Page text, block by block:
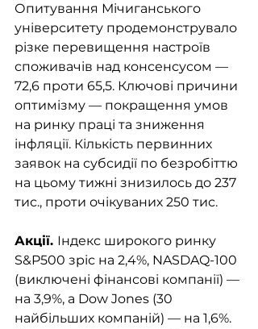
Опитування Мічиганського
університету продемонструвало
різке перевищення настроїв
споживачів над консенсусом —
72,6 проти 65,5. Ключові причини
оптимізму — покращення умов
на ринку праці та зниження
інфляції. Кількість первинних
заявок на субсидії по безробіттю
на цьому тижні знизилось до 237
тис., проти очікуваних 250 тис.
Акції. Індекс широкого ринку
S&P500 зріс на 2,4%, NASDAQ-100
(виключені фінансові компанії) —
на 3,9%, а Dow Jones (30
найбільших компаній) — на 1,6%.